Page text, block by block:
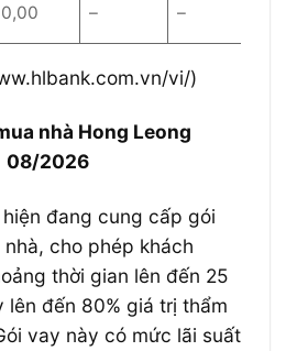
0,00 – –
vi/)
nhà Hong Leong
08/2026
đang cung cấp gói
cho phép khách
thời gian lên đến 25
lên đến 80% giá trị thẩm
vay này có mức lãi suất